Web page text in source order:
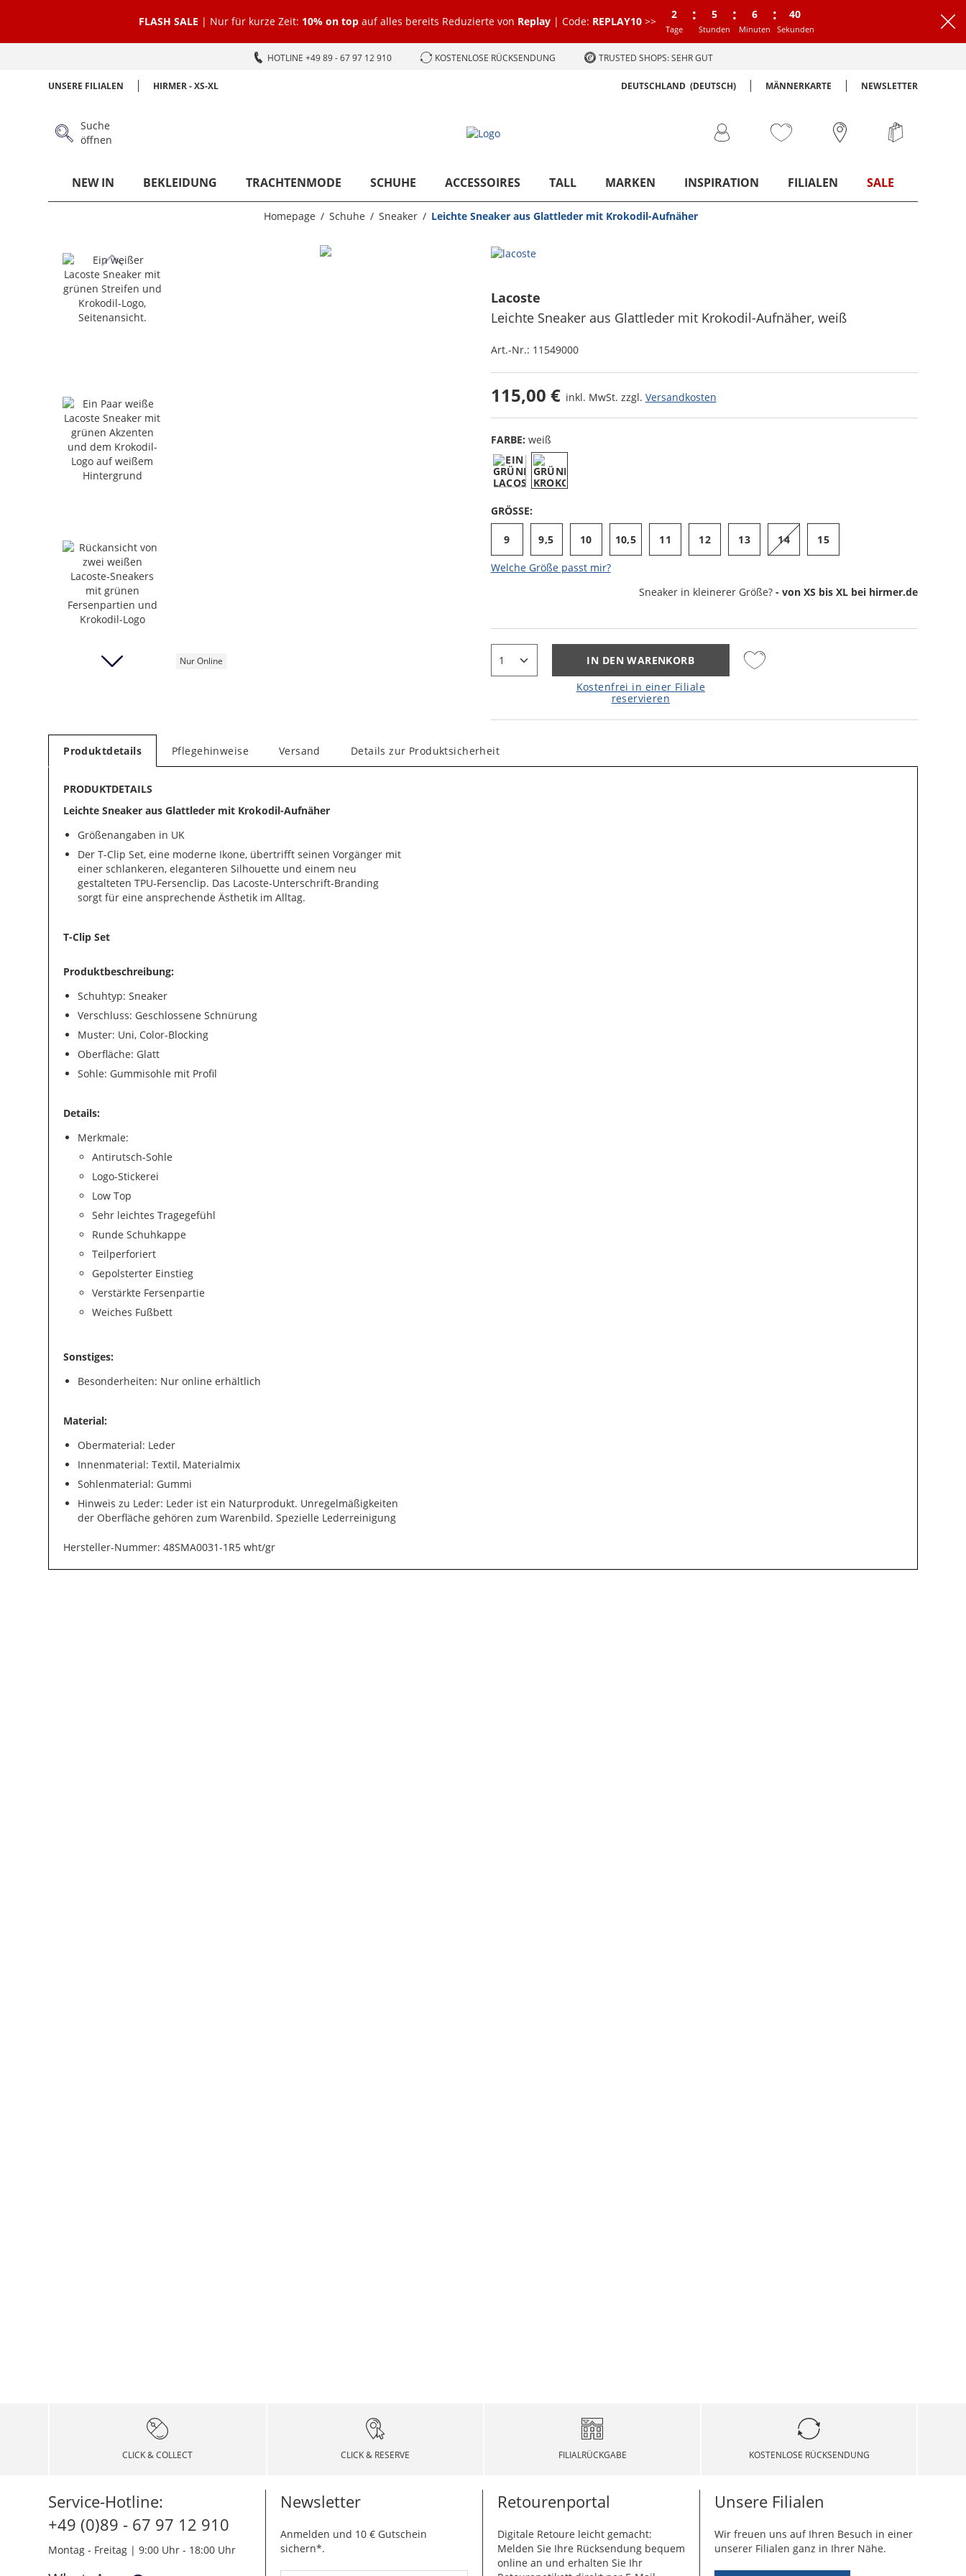
FLASH SALE | Nur für kurze Zeit: 10% on top auf alles bereits Reduzierte von Replay | Code: REPLAY10 >>
2
Tage
: 5
Stunden
: 6
Minuten
: 39
Sekunden
HOTLINE +49 89 - 67 97 12 910 KOSTENLOSE RÜCKSENDUNG TRUSTED SHOPS: SEHR GUT
UNSERE FILIALEN HIRMER - XS-XL DEUTSCHLAND (DEUTSCH) MÄNNERKARTE NEWSLETTER
Suche
öffnen
NEW IN BEKLEIDUNG TRACHTENMODE SCHUHE ACCESSOIRES TALL MARKEN INSPIRATION FILIALEN SALE
Homepage Schuhe Sneaker Leichte Sneaker aus Glattleder mit Krokodil-Aufnäher
Nur Online
Lacoste
Leichte Sneaker aus Glattleder mit Krokodil-Aufnäher, weiß
Art.-Nr.: 11549000
115,00 € inkl. MwSt. zzgl. Versandkosten
FARBE: weiß
GRÖSSE:
9 9,5 10 10,5 11 12 13 14 15
Welche Größe passt mir?
Sneaker in kleinerer Größe? - von XS bis XL bei hirmer.de
IN DEN WARENKORB
Kostenfrei in einer Filiale
reservieren
Produktdetails Pflegehinweise Versand Details zur Produktsicherheit
PRODUKTDETAILS
Leichte Sneaker aus Glattleder mit Krokodil-Aufnäher
Größenangaben in UK
Der T-Clip Set, eine moderne Ikone, übertrifft seinen Vorgänger mit
einer schlankeren, eleganteren Silhouette und einem neu
gestalteten TPU-Fersenclip. Das Lacoste-Unterschrift-Branding
sorgt für eine ansprechende Ästhetik im Alltag.
T-Clip Set
Produktbeschreibung:
Schuhtyp: Sneaker
Verschluss: Geschlossene Schnürung
Muster: Uni, Color-Blocking
Oberfläche: Glatt
Sohle: Gummisohle mit Profil
Details:
Merkmale:
Antirutsch-Sohle
Logo-Stickerei
Low Top
Sehr leichtes Tragegefühl
Runde Schuhkappe
Teilperforiert
Gepolsterter Einstieg
Verstärkte Fersenpartie
Weiches Fußbett
Sonstiges:
Besonderheiten: Nur online erhältlich
Material:
Obermaterial: Leder
Innenmaterial: Textil, Materialmix
Sohlenmaterial: Gummi
Hinweis zu Leder: Leder ist ein Naturprodukt. Unregelmäßigkeiten
der Oberfläche gehören zum Warenbild. Spezielle Lederreinigung
Hersteller-Nummer: 48SMA0031-1R5 wht/gr
CLICK & COLLECT CLICK & RESERVE FILIALRÜCKGABE KOSTENLOSE RÜCKSENDUNG
Service-Hotline:
+49 (0)89 - 67 97 12 910
Montag - Freitag | 9:00 Uhr - 18:00 Uhr
Newsletter
Anmelden und 10 € Gutschein
sichern*.
Retourenportal
Digitale Retoure leicht gemacht:
Melden Sie Ihre Rücksendung bequem
online an und erhalten Sie Ihr
Unsere Filialen
Wir freuen uns auf Ihren Besuch in einer
unserer Filialen ganz in Ihrer Nähe.